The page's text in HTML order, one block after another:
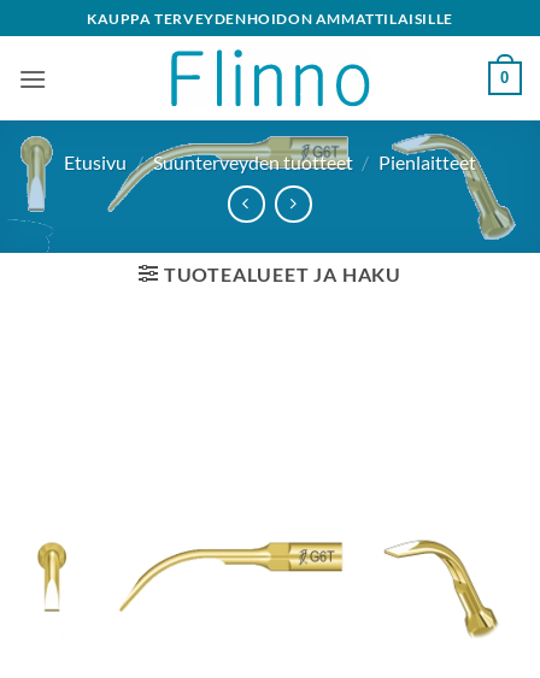
to
content
KAUPPA TERVEYDENHOIDON AMMATTILAISILLE
0
Etusivu / Suunterveyden tuotteet / Pienlaitteet
TUOTEALUEET JA HAKU